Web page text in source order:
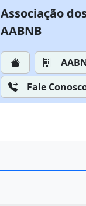
Associação
AABNB
Fale